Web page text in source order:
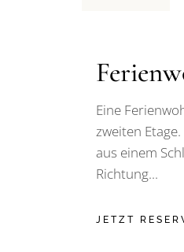
Eine
zweiten
aus einem
Richtung...
JETZT